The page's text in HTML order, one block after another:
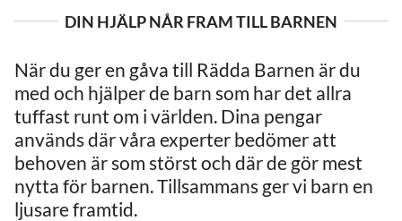
Driva trygga platser där barn kan
DIN HJÄLP NÅR FRAM TILL BARNEN
När du ger en gåva till Rädda Barnen är du
med och hjälper de barn som har det allra
tuffast runt om i världen. Dina pengar
används där våra experter bedömer att
behoven är som störst och där de gör mest
nytta för barnen. Tillsammans ger vi barn en
ljusare framtid.